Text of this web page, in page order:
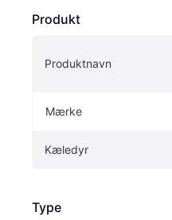
Produkt
Produktnavn
Mærke
Kæledyr
Type